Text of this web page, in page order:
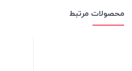
محصولات مرتبط